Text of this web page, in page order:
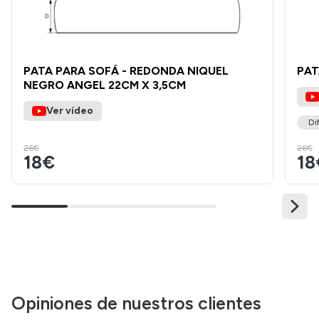
PATA PARA SOFÁ - REDONDA NIQUEL
NEGRO ANGEL 22CM X 3,5CM
Ver vídeo
26€
18€
26€
Opiniones de nuestros clientes